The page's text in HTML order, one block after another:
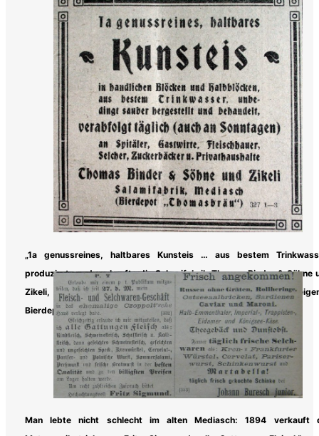
„1a genussreines, haltbares Kunsteis … aus bestem
produzierte und verkaufte die Salamifabrik Thomas Binder & Söhne
Zikeli, passend sicherlich auch, um das „Thomasbräu“ im
Bierdepot zu kühlen.
Man lebte nicht schlecht im alten Mediasch: 1894 verkauft